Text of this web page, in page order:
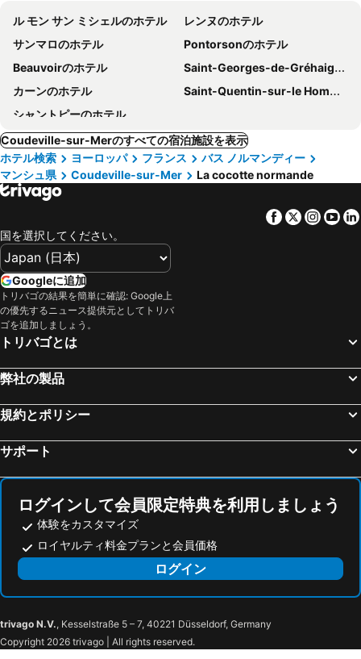
ル モン サン ミシェルのホテル
レンヌのホテル
サンマロのホテル
Pontorsonのホテル
Beauvoirのホテル
Saint-Georges-de-Gréhaigneのホテル
カーンのホテル
Saint-Quentin-sur-le Hommeのホテル
シャントピーのホテル
Coudeville-sur-Merのすべての宿泊施設を表示
ホテル検索
ヨーロッパ フランス
バス ノルマンディー
マンシュ県
Coudeville-sur-Mer La cocotte normande
Facebook
Twitter
国を選択してください。
Googleに追加
トリバゴの結果を簡単に確認: Google上
の優先するニュース提供元としてトリバ
ゴを追加しましょう。
トリバゴとは
弊社の製品
規約とポリシー
サポート
ログインして会員限定特典を利用しましょう
体験をカスタマイズ
ロイヤルティ料金プランと会員価格
ログイン
trivago N.V., Kesselstraße 5 – 7, 40221 Düsseldorf, Germany
Copyright 2026 trivago | All rights reserved.